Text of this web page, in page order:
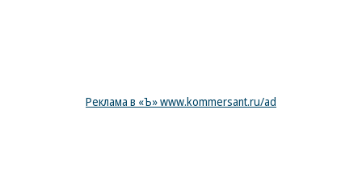
Реклама в «Ъ» www.kommersant.ru/ad